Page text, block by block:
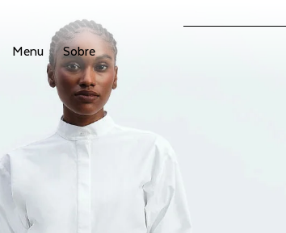
Menu Sobre